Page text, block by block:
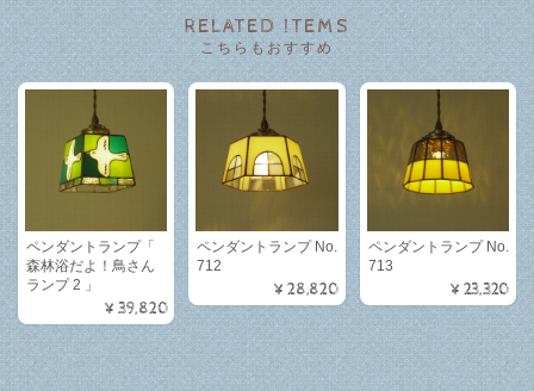
RELATED ITEMS
こちらもおすすめ
ペンダントランプ「
森林浴だよ！鳥さん
ランプ 2 」
¥39,820
ペンダントランプ No.
712
¥28,820
ペンダントランプ No.
713
¥23,320